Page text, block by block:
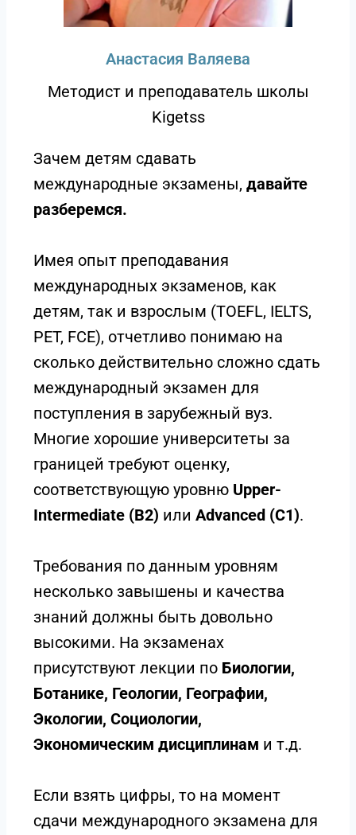
Анастасия Валяева
Методист и преподаватель школы
Kigetss
Зачем детям сдавать
международные экзамены, давайте
разберемся.
Имея опыт преподавания
международных экзаменов, как
детям, так и взрослым (TOEFL, IELTS,
PET, FCE), отчетливо понимаю на
сколько действительно сложно сдать
международный экзамен для
поступления в зарубежный вуз.
Многие хорошие университеты за
границей требуют оценку,
соответствующую уровню Upper-
Intermediate (B2) или Advanced (C1).
Требования по данным уровням
несколько завышены и качества
знаний должны быть довольно
высокими. На экзаменах
присутствуют лекции по Биологии,
Ботанике, Геологии, Географии,
Экологии, Социологии,
Экономическим дисциплинам и т.д.
Если взять цифры, то на момент
сдачи международного экзамена для